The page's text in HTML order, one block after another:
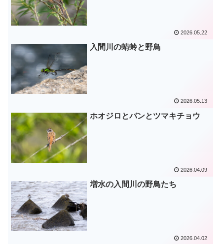
2026.05.22
入間川の蜻蛉と野鳥
2026.05.13
ホオジロとバンとツマキチョウ
2026.04.09
増水の入間川の野鳥たち
2026.04.02